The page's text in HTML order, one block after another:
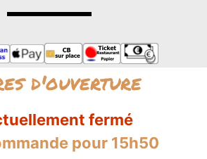
d'ouverture
fermé
pour 15h50